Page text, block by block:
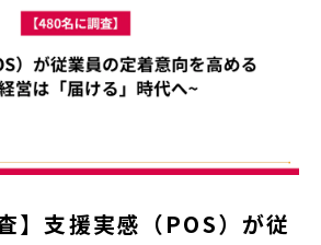
】支援実感（POS）が従